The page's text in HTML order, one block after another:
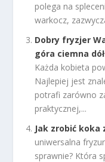
polega na
warkocz,
Dobry fryzjer
góra ciemna
Każda kobieta
Najlepiej jest
potrafi zarówno
praktycznej,...
Jak zrobić koka
uniwersalna
sprawnie? Która